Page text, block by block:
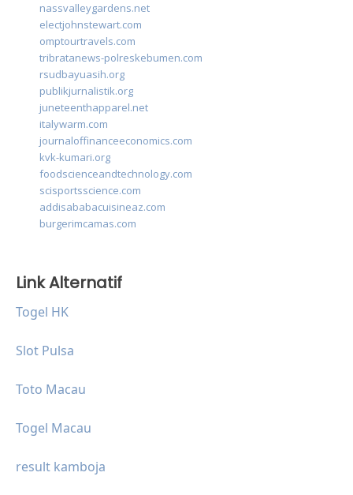
nassvalleygardens.net
electjohnstewart.com
omptourtravels.com
tribratanews-polreskebumen.com
rsudbayuasih.org
publikjurnalistik.org
juneteenthapparel.net
italywarm.com
journaloffinanceeconomics.com
kvk-kumari.org
foodscienceandtechnology.com
scisportsscience.com
addisababacuisineaz.com
burgerimcamas.com
Link Alternatif
Togel HK
Slot Pulsa
Toto Macau
Togel Macau
result kamboja